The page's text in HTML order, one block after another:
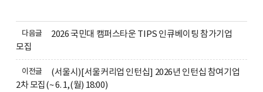
다음글
2026 국민대 캠퍼스타운 TIPS 인큐베이팅 참가기업
모집
이전글
(서울시)[서울커리업 인턴십] 2026년 인턴십 참여기업
2차 모집(~ 6. 1,(월) 18:00)